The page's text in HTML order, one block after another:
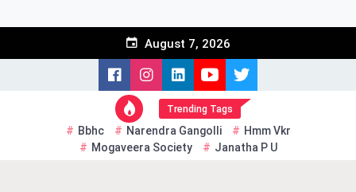
August 7, 2026
Trending Tags
Bbhc Narendra Gangolli
Hmm Vkr
Mogaveera Society
Janatha P U